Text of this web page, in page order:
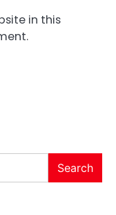
in this
Search